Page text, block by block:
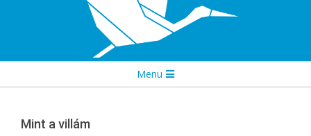
Menu
Mint a villám